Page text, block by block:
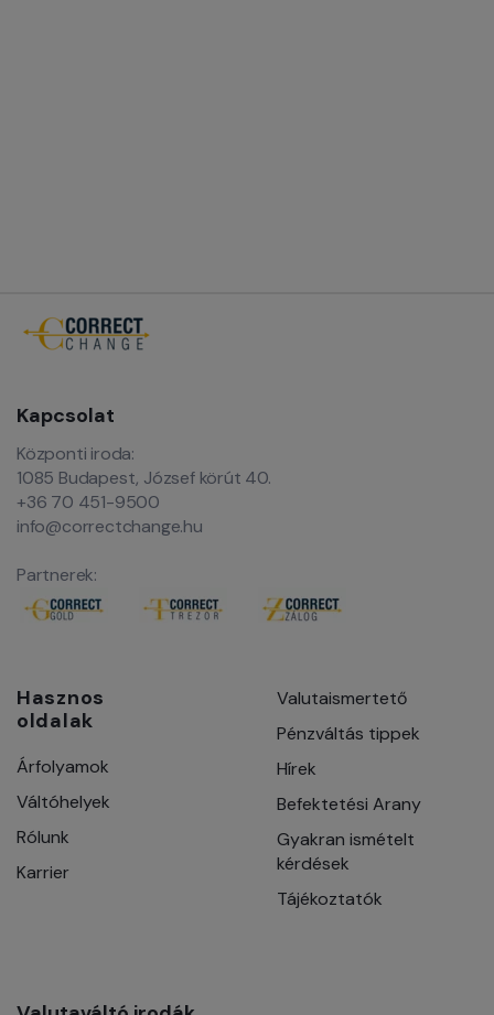
Kapcsolat
Központi iroda:
1085 Budapest, József körút 40.
+36 70 451-9500
info@correctchange.hu
Partnerek:
Hasznos
oldalak
Árfolyamok
Váltóhelyek
Rólunk
Karrier
Valutaismertető
Pénzváltás tippek
Hírek
Befektetési Arany
Gyakran ismételt
kérdések
Tájékoztatók